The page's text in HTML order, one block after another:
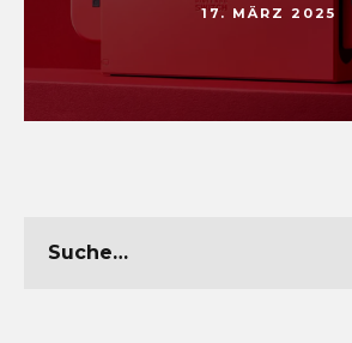
17. MÄRZ 2025